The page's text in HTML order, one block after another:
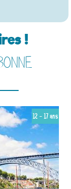
!
12 - 17 ans